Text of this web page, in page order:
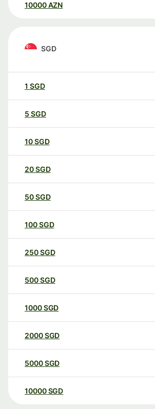
10000 AZN
SGD
1 SGD
5 SGD
10SGD
20SGD
50SGD
100SGD
250SGD
500SGD
1000SGD
2000SGD
5000SGD
10000 SGD